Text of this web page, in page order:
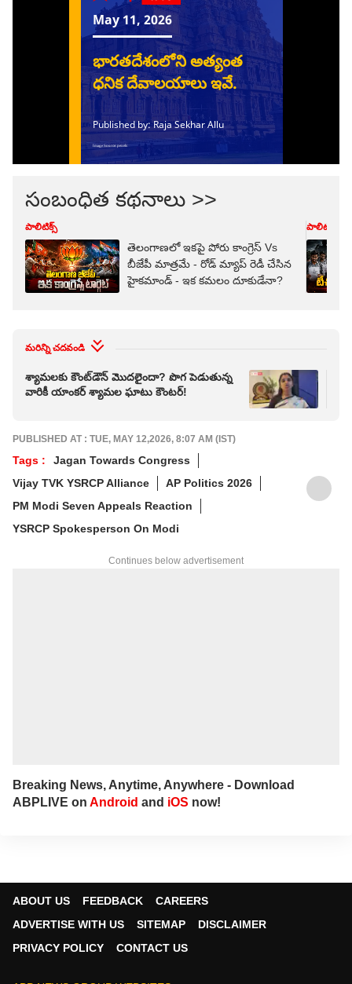
సంబంధిత కథనాలు >>
పాలిటిక్స్
తెలంగాణలో ఇకపై పోరు కాంగ్రెస్ Vs
బీజేపీ మాత్రమే - రోడ్ మ్యాప్ రెడీ చేసిన
హైకమాండ్ - ఇక కమలం దూకుడేనా?
పాలిటిక్స్
మరిన్ని చదవండి
శ్యామలకు కౌంట్‌డౌన్ మొదలైందా? పొగ పెడుతున్న
వారికీ యాంకర్ శ్యామల ఘాటు కౌంటర్!
PUBLISHED AT : TUE, MAY 12,2026, 8:07 AM (IST)
Tags :
Jagan Towards Congress
Vijay TVK YSRCP Alliance
AP Politics 2026
PM Modi Seven Appeals Reaction
YSRCP Spokesperson On Modi
Continues below advertisement
Breaking News, Anytime, Anywhere - Download
ABPLIVE on Android and iOS now!
ABOUT US FEEDBACK
CAREERS
ADVERTISE WITH US
SITEMAP
DISCLAIMER
PRIVACY POLICY
CONTACT US